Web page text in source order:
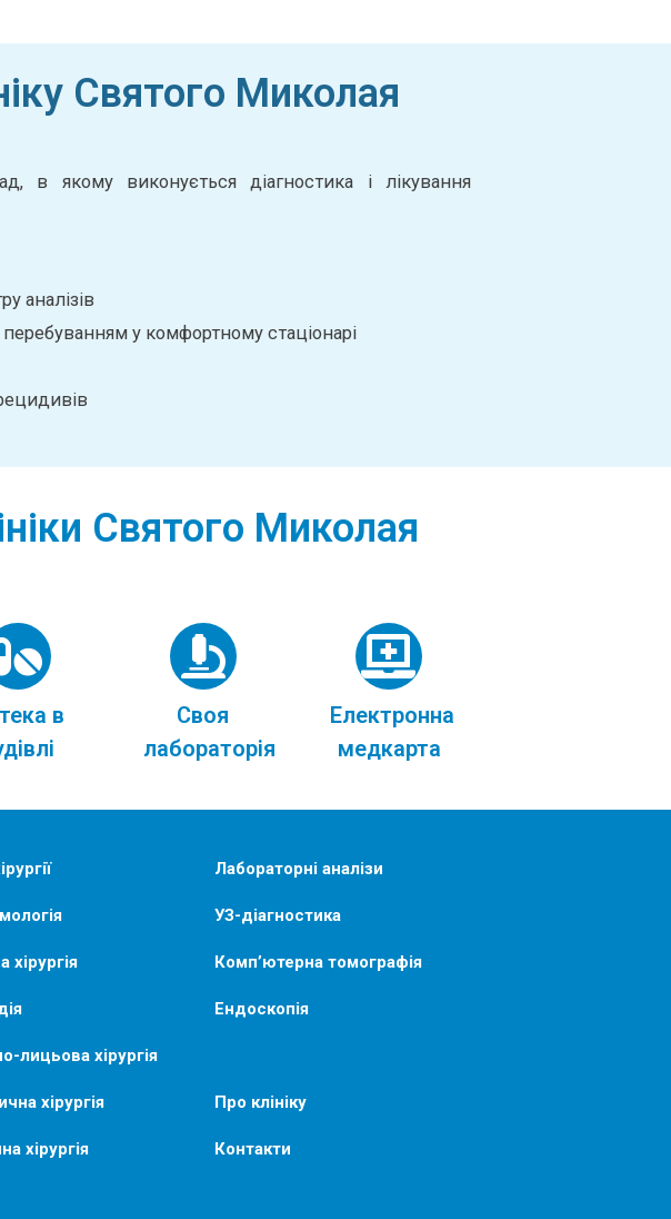
Святого Миколая
в якому виконується діагностика і лікування
аналізів
у комфортному стаціонарі
Святого Миколая
в
Своя
лабораторія
Електронна
медкарта
хірургія
лицьова хірургія
хірургія
хірургія
Лабораторні аналізи
УЗ-діагностика
Комп’ютерна томографія
Ендоскопія
Про клініку
Контакти